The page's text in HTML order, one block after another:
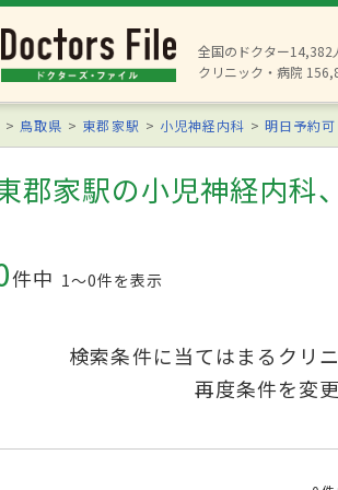
全国のドクター14,382
クリニック・病院
鳥取県 東郡家駅 小児神経内科 明日予約可
郡家駅の小児神経内科
件中 1〜0件を表示
検索条件に当てはまるクリ
再度条件を変